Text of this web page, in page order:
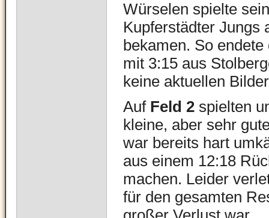
Würselen spielte
Kupferstädter Jungs
bekamen. So
mit 3:15 aus
keine aktuellen
Auf Feld 2 spielten
kleine, aber sehr
war bereits hart
aus einem 12:18
machen. Leider
für den gesamten